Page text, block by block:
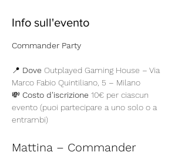
Info sull'evento
Commander Party
📍 Dove Outplayed Gaming House – Via
Marco Fabio Quintiliano, 5 – Milano
💸 Costo d'iscrizione 10€ per ciascun
evento (puoi partecipare a uno solo o a
entrambi)
Mattina – Commander